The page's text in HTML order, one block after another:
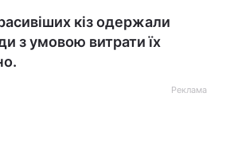
кіз одержали
з умовою витрати їх
Реклама